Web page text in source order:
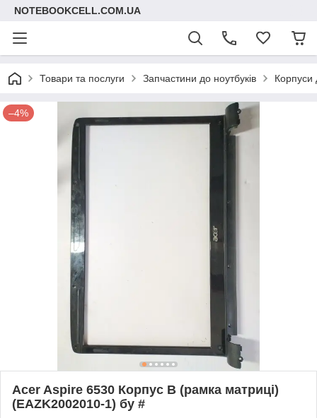
NOTEBOOKCELL.COM.UA
Товари та послуги Запчастини до ноутбуків Корпуси
–4%
Acer Aspire 6530 Корпус B (рамка матриці)
(EAZK2002010-1) бу #